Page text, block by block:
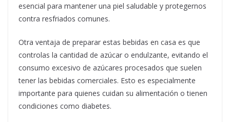
esencial para mantener una piel saludable y protegernos
contra resfriados comunes.
Otra ventaja de preparar estas bebidas en casa es que
controlas la cantidad de azúcar o endulzante, evitando el
consumo excesivo de azúcares procesados que suelen
tener las bebidas comerciales. Esto es especialmente
importante para quienes cuidan su alimentación o tienen
condiciones como diabetes.